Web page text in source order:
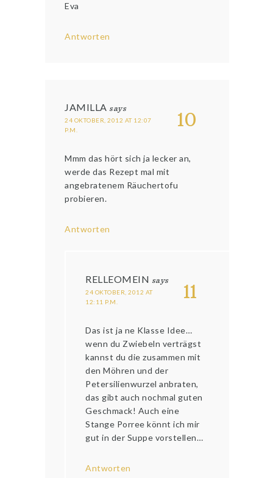
Eva
Antworten
10
JAMILLA says
24 OKTOBER, 2012 AT 12:07
P.M.
Mmm das hört sich ja lecker an,
werde das Rezept mal mit
angebratenem Räuchertofu
probieren.
Antworten
11
RELLEOMEIN says
24 OKTOBER, 2012 AT
12:11 P.M.
Das ist ja ne Klasse Idee…
wenn du Zwiebeln verträgst
kannst du die zusammen mit
den Möhren und der
Petersilienwurzel anbraten,
das gibt auch nochmal guten
Geschmack! Auch eine
Stange Porree könnt ich mir
gut in der Suppe vorstellen…
Antworten